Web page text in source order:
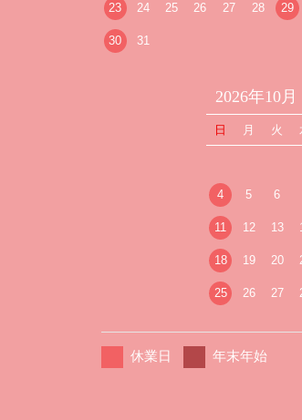
23 24 25 26 27 28 29
30 31
2026年10月
日 月 火
4 5 6
11 12 13
18 19 20
25 26 27
休業日 年末年始